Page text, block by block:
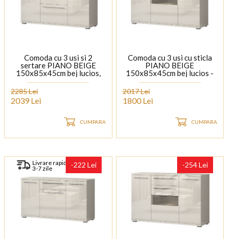
Comoda cu 3 usi si 2
sertare PIANO BEIGE
150x85x45cm bej lucios,
manere si picioare crom
2285 Lei
2039 Lei
CUMPARA
Comoda cu 3 usi cu sticla
PIANO BEIGE
150x85x45cm bej lucios -
sticla, manere si picioare
2017 Lei
1800 Lei
CUMPARA
Livrare rapida
3-7 zile -222 Lei -254 Lei